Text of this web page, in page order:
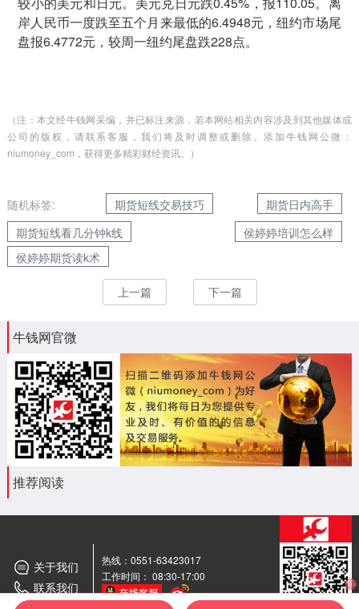
岸人民币一度跌至五个月来最低的6.4948元，纽约市场尾
盘报6.4772元，较周一纽约尾盘跌228点。
（注：本文经牛钱网采编，并已标注来源，若本网站相关内容涉及到其他媒体或
公司的版权，请联系客服，我们将及时调整或删除。添加牛钱网公微：
niumoney_com，获得更多精彩财经资讯。）
随机标签: 期货短线交易技巧
期货日内高手
期货短线看几分钟k线
侯婷婷培训怎么样
侯婷婷期货读k术
上一篇 下一篇
牛钱网官微
推荐阅读
关于我们
联系我们
热线：0551-63423017
工作时间： 08:30-17:00
期货
交流群